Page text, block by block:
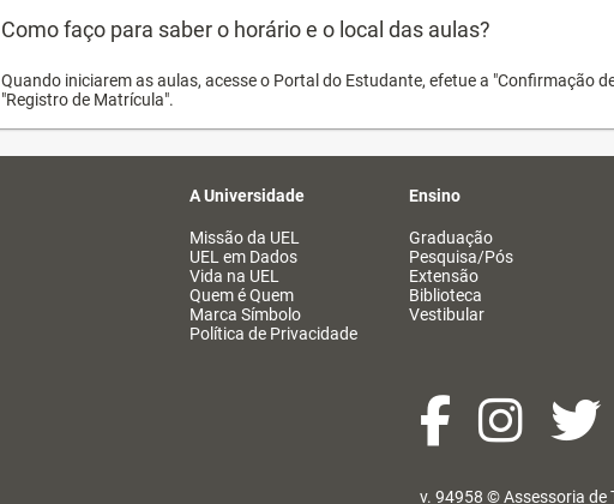
Como faço para saber o horário e o local das aulas?
Quando iniciarem as aulas, acesse o Portal do Estudante, efetue a "Confirmação
"Registro de Matrícula".
A Universidade
Missão da UEL
UEL em Dados
Vida na UEL
Quem é Quem
Marca Símbolo
Política de Privacidade
Ensino
Graduação
Pesquisa/Pós
Extensão
Biblioteca
Vestibular
v. 94958 ©Assessoria de